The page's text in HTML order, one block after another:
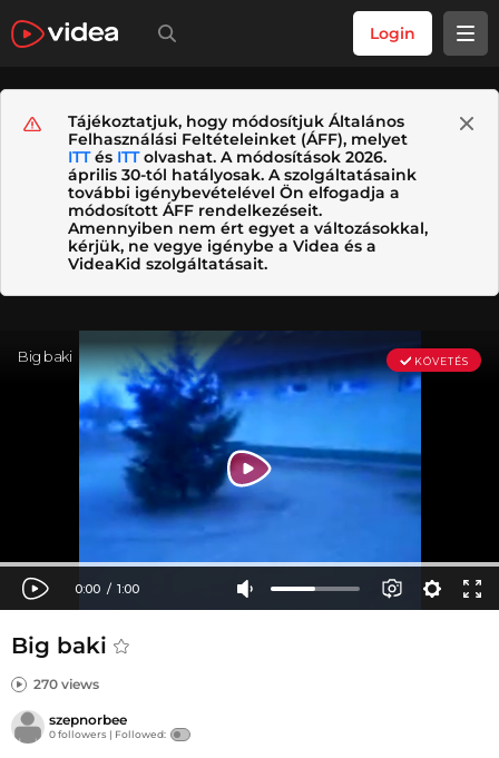
Login
Tájékoztatjuk, hogy módosítjuk Általános
Felhasználási Feltételeinket (ÁFF), melyet
ITTés ITTolvashat. A módosítások 2026.
április 30-tól hatályosak. A szolgáltatásaink
további igénybevételével Ön elfogadja a
módosított ÁFF rendelkezéseit.
Amennyiben nem ért egyet a változásokkal,
kérjük, ne vegye igénybe a Videa és a
VideaKid szolgáltatásait.
Big baki
270 views
szepnorbee
0 followers | Followed: